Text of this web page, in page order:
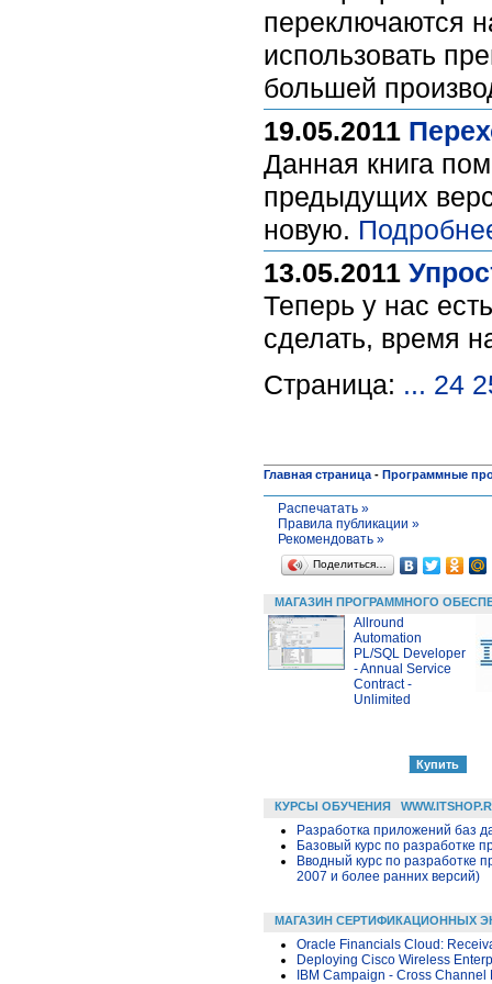
переключаются
использовать
большей
19.05.2011
Данная книга
предыдущих
новую.
13.05.2011
Теперь у нас
сделать, время
Страница: ... 24
Главная страница - Программные
Распечатать »
Правила публикации »
Рекомендовать »
Поделиться…
МАГАЗИН ПРОГРАММНОГО
Allround
Automation
PL/SQL Developer
- Annual Service
Contract -
Unlimited
КУРСЫ ОБУЧЕНИЯ
Разработка приложений баз
Базовый курс по разработке
Вводный курс по разработке
2007 и более ранних версий)
МАГАЗИН СЕРТИФИКАЦИОННЫХ
Oracle Financials Cloud:
Deploying Cisco Wireless
IBM Campaign - Cross